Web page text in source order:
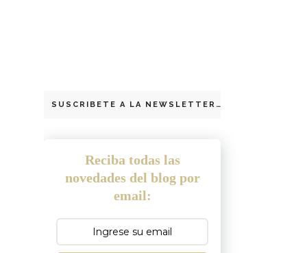
SUSCRIBETE A LA NEWSLETTER
Reciba todas las
novedades del blog por
email: